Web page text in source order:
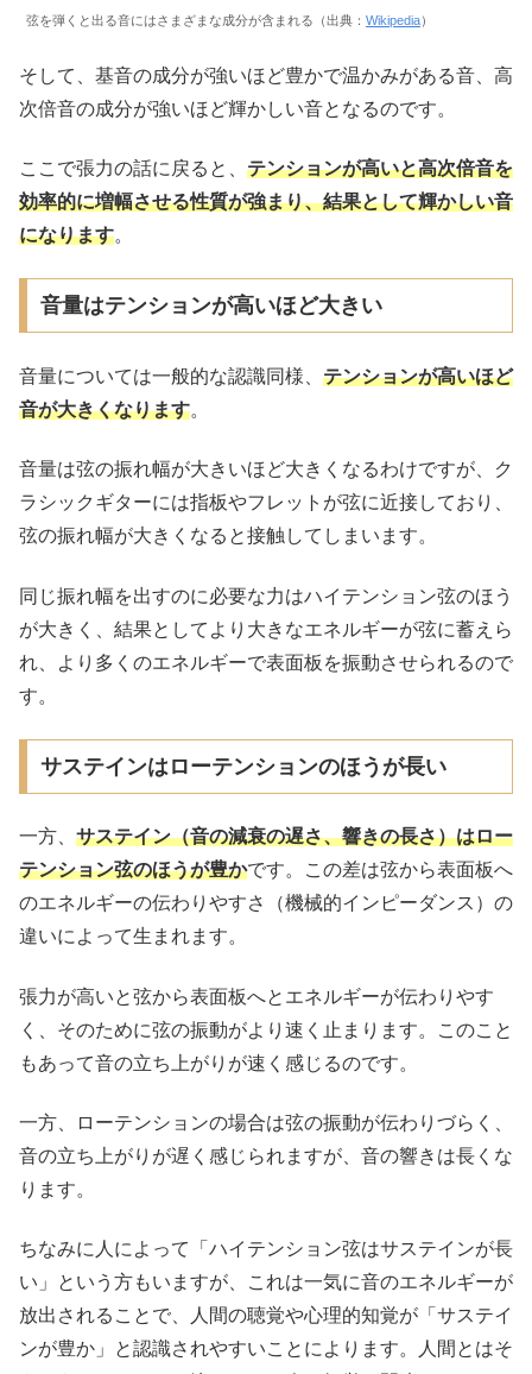
弦を弾くと出る音にはさまざまな成分が含まれる（出典： Wikipedia）
そして、基音の成分が強いほど豊かで温かみがある音、高
次倍音の成分が強いほど輝かしい音となるのです。
ここで張力の話に戻ると、 テンションが高いと高次倍音を
効率的に増幅させる性質が強まり、結果として輝かしい音
になります。
音量はテンションが高いほど大きい
音量については一般的な認識同様、 テンションが高いほど
音が大きくなります。
音量は弦の振れ幅が大きいほど大きくなるわけですが、ク
ラシックギターには指板やフレットが弦に近接しており、
弦の振れ幅が大きくなると接触してしまいます。
同じ振れ幅を出すのに必要な力はハイテンション弦のほう
が大きく、結果としてより大きなエネルギーが弦に蓄えら
れ、より多くのエネルギーで表面板を振動させられるので
す。
サステインはローテンションのほうが長い
一方、 サステイン（音の減衰の遅さ、響きの長さ）はロー
テンション弦のほうが豊かです。この差は弦から表面板へ
のエネルギーの伝わりやすさ（機械的インピーダンス）の
違いによって生まれます。
張力が高いと弦から表面板へとエネルギーが伝わりやす
く、そのために弦の振動がより速く止まります。このこと
もあって音の立ち上がりが速く感じるのです。
一方、ローテンションの場合は弦の振動が伝わりづらく、
音の立ち上がりが遅く感じられますが、音の響きは長くな
ります。
ちなみに人によって「ハイテンション弦はサステインが長
い」という方もいますが、これは一気に音のエネルギーが
放出されることで、人間の聴覚や心理的知覚が「サステイ
ンが豊か」と認識されやすいことによります。人間とはそ